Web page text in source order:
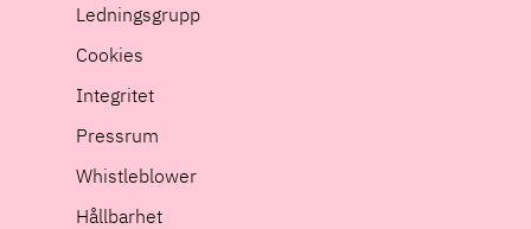
Ledningsgrupp
Cookies
Integritet
Pressrum
Whistleblower
Hållbarhet